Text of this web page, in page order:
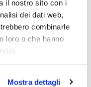
il nostro sito con i
dei dati web,
combinarle
loro o che hanno
Mostra dettagli
esperti di